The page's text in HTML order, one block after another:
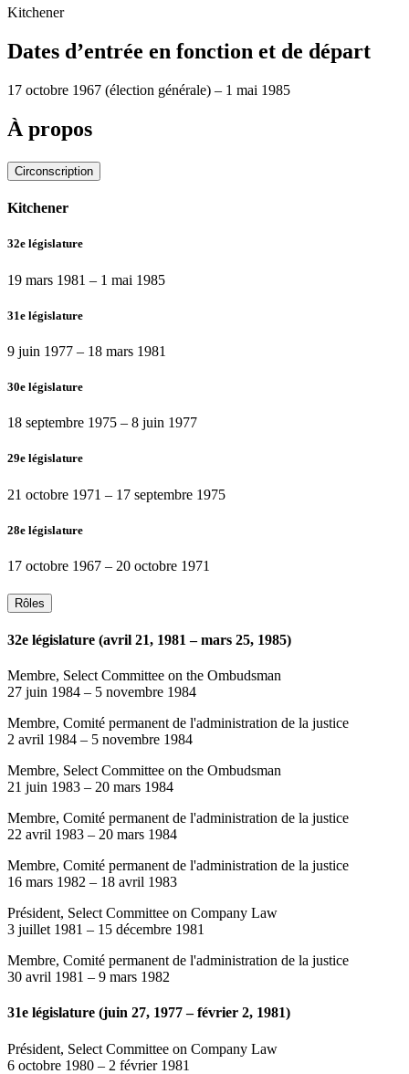
Kitchener
Dates d’entrée en fonction et de départ
17 octobre 1967 (élection générale) – 1 mai 1985
À propos
Circonscription
Kitchener
32e législature
19 mars 1981 – 1 mai 1985
31e législature
9 juin 1977 – 18 mars 1981
30e législature
18 septembre 1975 – 8 juin 1977
29e législature
21 octobre 1971 – 17 septembre 1975
28e législature
17 octobre 1967 – 20 octobre 1971
Rôles
32e législature (avril 21, 1981 – mars 25, 1985)
Membre, Select Committee on the Ombudsman
27 juin 1984 – 5 novembre 1984
Membre, Comité permanent de l'administration de la justice
2 avril 1984 – 5 novembre 1984
Membre, Select Committee on the Ombudsman
21 juin 1983 – 20 mars 1984
Membre, Comité permanent de l'administration de la justice
22 avril 1983 – 20 mars 1984
Membre, Comité permanent de l'administration de la justice
16 mars 1982 – 18 avril 1983
Président, Select Committee on Company Law
3 juillet 1981 – 15 décembre 1981
Membre, Comité permanent de l'administration de la justice
30 avril 1981 – 9 mars 1982
31e législature (juin 27, 1977 – février 2, 1981)
Président, Select Committee on Company Law
6 octobre 1980 – 2 février 1981